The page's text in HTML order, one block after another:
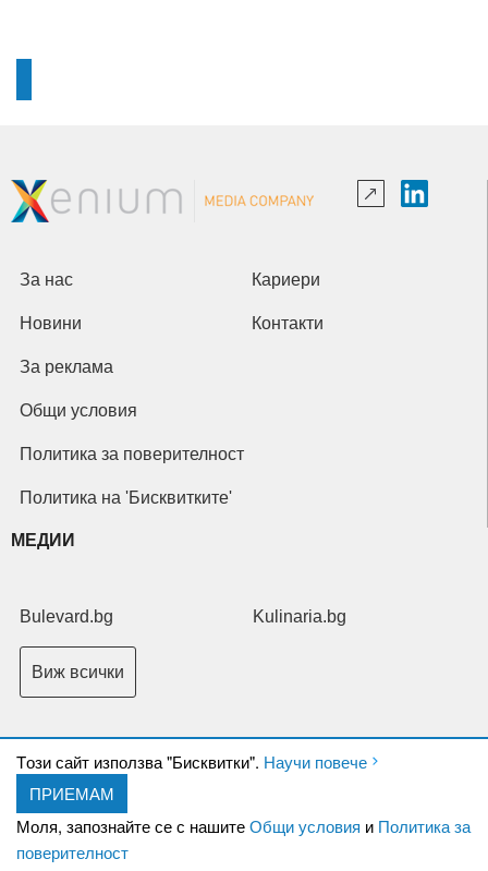
Tози сайт използва "Бисквитки". Научи повече
ПРИЕМАМ
Моля, запознайте се с нашитеОбщи условия и Политика за
поверителност
За нас Кариери
Новини Контакти
За реклама
Общи условия
Политика за поверителност
Политика на 'Бисквитките'
МЕДИИ
Bulevard.bg Kulinaria.bg
Виж всички
Copyright © 2026 Ксениум ООД. Всички права запазени.
XeniumCompany.com